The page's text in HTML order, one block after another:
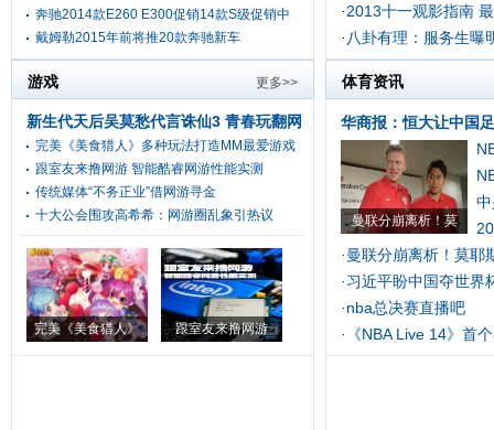
奔驰2014款E260 E300促销14款S级促销中
戴姆勒2015年前将推20款奔驰新车
· 2013十一观影指南
· 八卦有理：服务生曝
游戏 更多>>
新生代天后吴莫愁代言诛仙3 青春玩翻网
游传统[头条]
完美《美食猎人》多种玩法打造MM最爱游戏
跟室友来撸网游 智能酷睿网游性能实测
传统媒体“不务正业”借网游寻金
十大公会围攻高希希：网游圈乱象引热议
完美《美食猎人》 跟室友来撸网游
体育资讯
华商报：恒大让中国
曼联分崩离析！莫
· 曼联分崩离析！莫耶
· 习近平盼中国夺世界
· nba总决赛直播吧
· 《NBA Live 14》首